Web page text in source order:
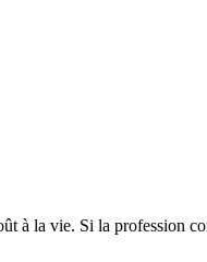
à la vie. Si la profession